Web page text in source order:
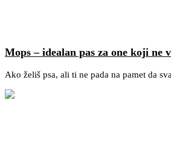
Mops – idealan pas za one koji ne
Ako želiš psa, ali ti ne pada na pamet da